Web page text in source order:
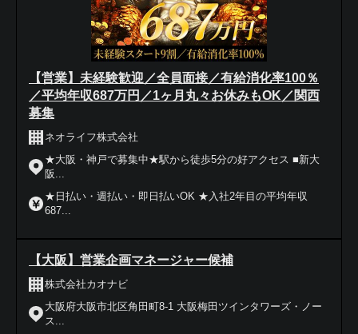
【営業】未経験歓迎／全員面接／有給消化率100％
／平均年収687万円／1ヶ月丸々お休みもOK／関西
募集
ネオライフ株式会社
★大阪・神戸で募集中★駅から徒歩5分の好アクセス ■新大
阪...
★日払い・週払い・即日払いOK ★入社2年目の平均年収
687...
【大阪】営業企画マネージャー候補
株式会社カオナビ
大阪府大阪市北区角田町8-1 大阪梅田ツインタワーズ・ノー
ス...